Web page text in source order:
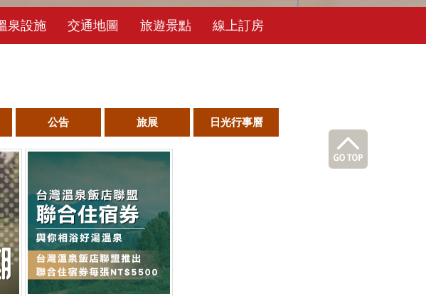
泉設施 交通地圖 旅遊景點 線上訂房
公告 旅展 日光行事曆